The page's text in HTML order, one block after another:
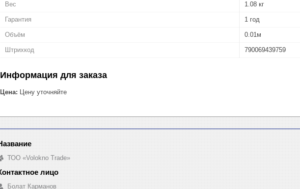
Вес 1.08 кг
Гарантия 1 год
Объём 0.01м
Штрихкод 790069439759
Информация для заказа
Цена: Цену уточняйте
ТОО «Volokno Trade»
Болат Карманов